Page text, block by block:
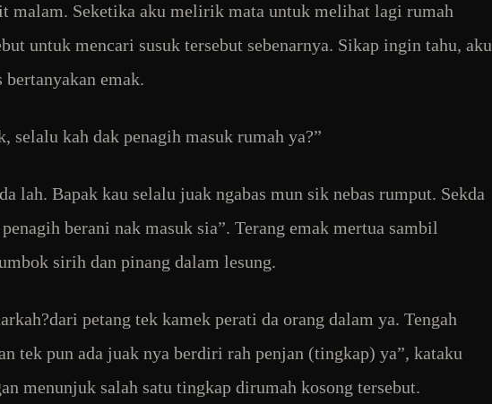
malam. Seketika aku melirik mata untuk melihat lagi rumah
untuk mencari susuk tersebut sebenarnya. Sikap ingin tahu, aku
bertanyakan emak.
selalu kah dak penagih masuk rumah ya?”
lah. Bapak kau selalu juak ngabas mun sik nebas rumput. Sekda
berani nak masuk sia”. Terang emak mertua sambil
sirih dan pinang dalam lesung.
petang tek kamek perati da orang dalam ya. Tengah
tek pun ada juak nya berdiri rah penjan (tingkap) ya”, kataku
menunjuk salah satu tingkap dirumah kosong tersebut.